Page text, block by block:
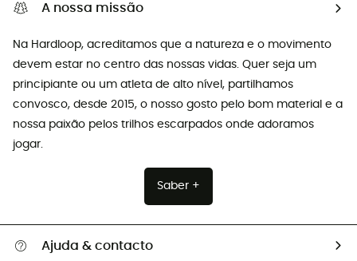
A nossa missão
Na Hardloop, acreditamos que a natureza e o movimento
devem estar no centro das nossas vidas. Quer seja um
principiante ou um atleta de alto nível, partilhamos
convosco, desde 2015, o nosso gosto pelo bom material e a
nossa paixão pelos trilhos escarpados onde adoramos
jogar.
Saber +
Ajuda & contacto